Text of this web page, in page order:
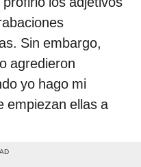
Sin embargo,
agredieron
yo hago mi
empiezan ellas a